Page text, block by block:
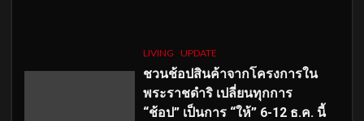
LIVING UPDATE
ชวนช้อปสินค้าจากโครงการใน
พระราชดำริ เปลี่ยนทุกการ
“ช้อป” เป็นการ “ให้” 6-12 ธ.ค. นี้